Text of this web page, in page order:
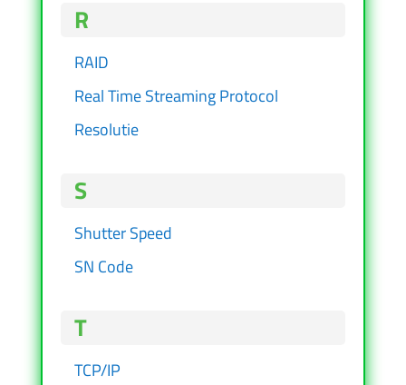
R
RAID
Real Time Streaming Protocol
Resolutie
S
Shutter Speed
SN Code
T
TCP/IP